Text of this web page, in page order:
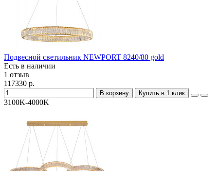
Подвесной светильник NEWPORT 8240/80 gold
Есть в наличии
1 отзыв
117330 р.
В корзину Купить в 1 клик
3100K-4000K